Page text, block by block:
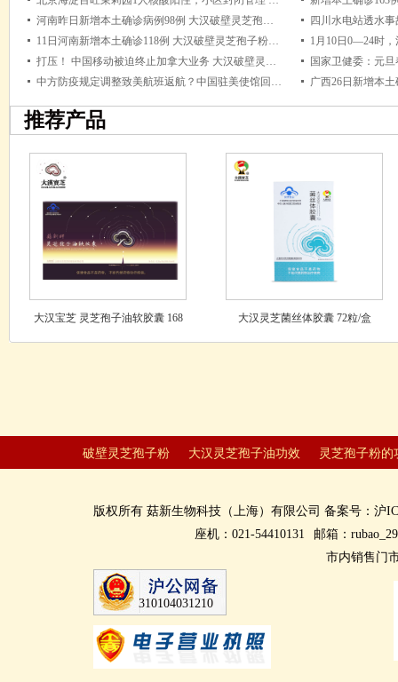
河南昨日新增本土确诊病例98例 大汉破壁灵芝孢子粉资讯
11日河南新增本土确诊118例 大汉破壁灵芝孢子粉资讯
打压！ 中国移动被迫终止加拿大业务 大汉破壁灵芝孢子粉资讯
中方防疫规定调整致美航班返航？中国驻美使馆回应 大汉破壁灵芝孢子粉资讯
推荐产品
大汉宝芝 灵芝孢子油软胶囊 168
粒装 【新品上市、买一送一】
大汉灵芝菌丝体胶囊 72粒/盒
破壁灵芝孢子粉 大汉灵芝孢子油功效 灵芝孢子粉的
版权所有 菇新生物科技（上海）有限公司 备案号： 沪
座机：021-54410131
邮箱：
市内销售门
310104031210